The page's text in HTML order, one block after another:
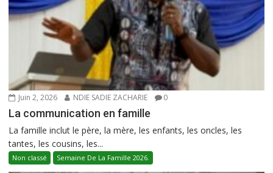
Juin 2, 2026 NDIE SADIE ZACHARIE 0
La communication en famille
La famille inclut le père, la mère, les enfants, les oncles, les
tantes, les cousins, les...
Non classé Semaine De La Famille 2026.